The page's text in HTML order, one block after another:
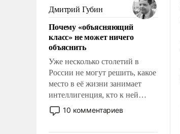
Дмитрий Губин
Почему «объясняющий
класс» не может ничего
объяснить
Уже несколько столетий в
России не могут решить, какое
место в её жизни занимает
интеллигенция, кто к ней
принадлежит, а кого из неё
исключили с правом
10 комментариев